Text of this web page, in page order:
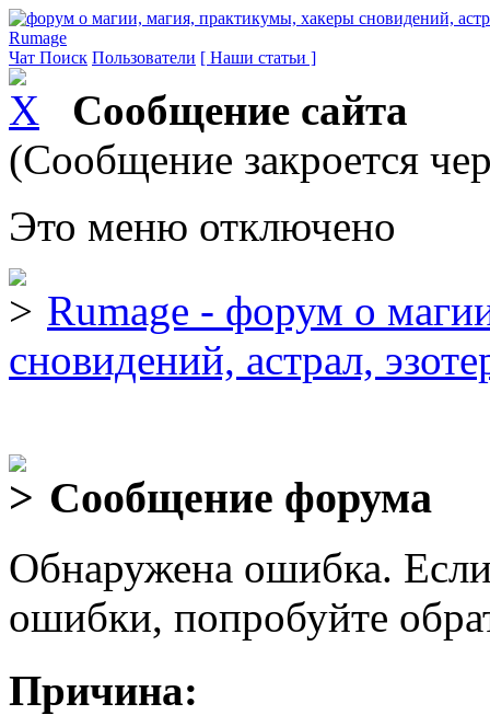
Rumage
Чат Поиск Пользователи [ Наши статьи ]
Сообщение сайта
(Сообщение закроется
Это меню отключено
Rumage - форум о
сновидений, астрал,
Сообщение форума
Обнаружена ошибка.
ошибки, попробуйте
Причина: